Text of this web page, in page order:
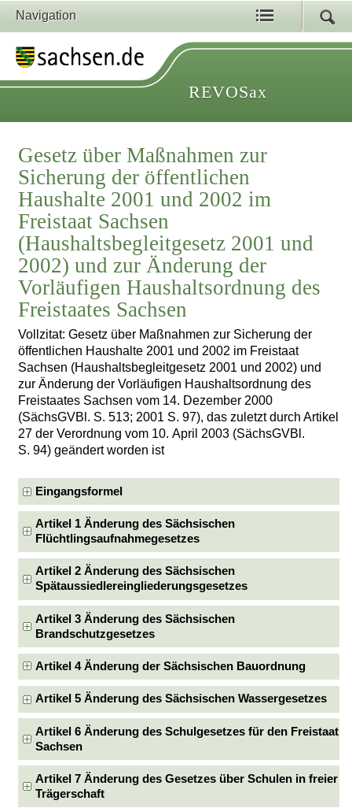
Navigation
REVOSax
Gesetz über Maßnahmen zur
Sicherung der öffentlichen
Haushalte 2001 und 2002 im
Freistaat Sachsen
(Haushaltsbegleitgesetz 2001 und
2002) und zur Änderung der
Vorläufigen Haushaltsordnung des
Freistaates Sachsen
Vollzitat: Gesetz über Maßnahmen zur Sicherung der
öffentlichen Haushalte 2001 und 2002 im Freistaat
Sachsen (Haushaltsbegleitgesetz 2001 und 2002) und
zur Änderung der Vorläufigen Haushaltsordnung des
Freistaates Sachsen vom 14. Dezember 2000
(SächsGVBl. S. 513; 2001 S. 97), das zuletzt durch Artikel
27 der Verordnung vom 10. April 2003 (SächsGVBl.
S. 94) geändert worden ist
Eingangsformel
Artikel 1 Änderung des Sächsischen
Flüchtlingsaufnahmegesetzes
Artikel 2 Änderung des Sächsischen
Spätaussiedlereingliederungsgesetzes
Artikel 3 Änderung des Sächsischen
Brandschutzgesetzes
Artikel 4 Änderung der Sächsischen Bauordnung
Artikel 5 Änderung des Sächsischen Wassergesetzes
Artikel 6 Änderung des Schulgesetzes für den Freistaat
Sachsen
Artikel 7 Änderung des Gesetzes über Schulen in freier
Trägerschaft